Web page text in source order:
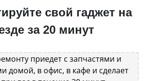
свой гаджет на
за 20 минут
приедет с запчастями и
домой, в офис, в кафе и сделает